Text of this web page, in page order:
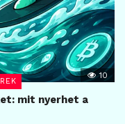
10
mit nyerhet a